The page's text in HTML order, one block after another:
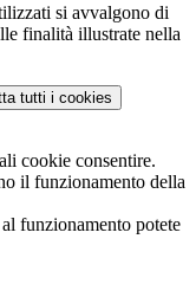
si avvalgono di
finalità illustrate nella
tutti i cookies
cookie consentire.
il funzionamento della
funzionamento potete